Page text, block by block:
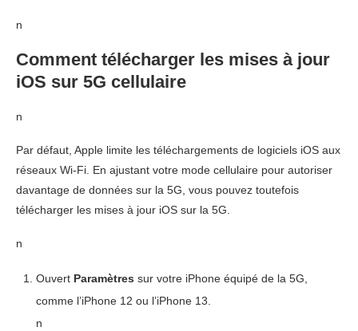
n
Comment télécharger les mises à jour
iOS sur 5G cellulaire
n
Par défaut, Apple limite les téléchargements de logiciels iOS aux
réseaux Wi-Fi. En ajustant votre mode cellulaire pour autoriser
davantage de données sur la 5G, vous pouvez toutefois
télécharger les mises à jour iOS sur la 5G.
n
Ouvert Paramètres sur votre iPhone équipé de la 5G,
comme l’iPhone 12 ou l’iPhone 13.
n